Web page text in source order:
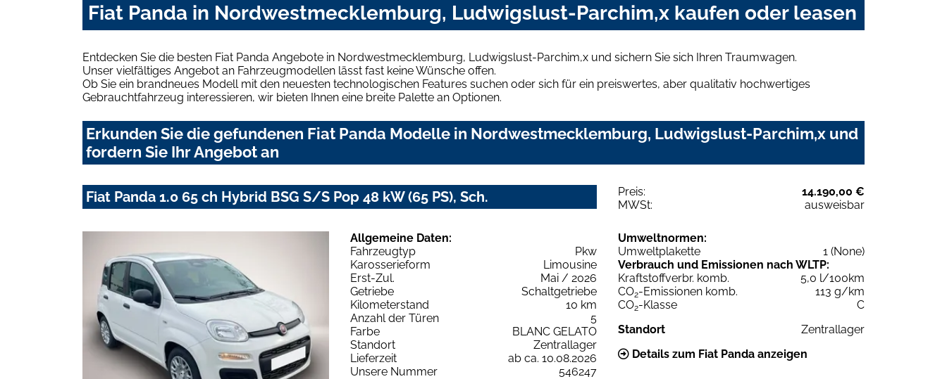
Fiat Panda in Nordwestmecklemburg, Ludwigslust-Parchim,x kaufen oder leasen
Entdecken Sie die besten Fiat Panda Angebote in Nordwestmecklemburg, Ludwigslust-Parchim,x und sichern Sie sich Ihren Traumwagen.
Unser vielfältiges Angebot an Fahrzeugmodellen lässt fast keine Wünsche offen.
Ob Sie ein brandneues Modell mit den neuesten technologischen Features suchen oder sich für ein preiswertes, aber qualitativ hochwertiges
Gebrauchtfahrzeug interessieren, wir bieten Ihnen eine breite Palette an Optionen.
Erkunden Sie die gefundenen Fiat Panda Modelle in Nordwestmecklemburg, Ludwigslust-Parchim,x und
fordern Sie Ihr Angebot an
Fiat Panda 1.0 65 ch Hybrid BSG S/S Pop 48 kW (65 PS), Sch. Preis:
14.190,00 €
MWSt:
ausweisbar
Allgemeine Daten:
Fahrzeugtyp
Pkw
Karosserieform
Limousine
Erst-Zul.
Mai / 2026
Getriebe
Schaltgetriebe
Kilometerstand
10 km
Anzahl der Türen
5
Farbe
BLANC GELATO
Standort
Zentrallager
Lieferzeit
ab ca. 10.08.2026
Unsere Nummer
546247
Umweltnormen:
Umweltplakette
1 (None)
Verbrauch und Emissionen nach WLTP:
Kraftstoffverbr. komb.
5,0 l/100km
CO2-Emissionen komb.
113 g/km
CO2-Klasse
C
Standort
Zentrallager
Details zum Fiat Panda anzeigen